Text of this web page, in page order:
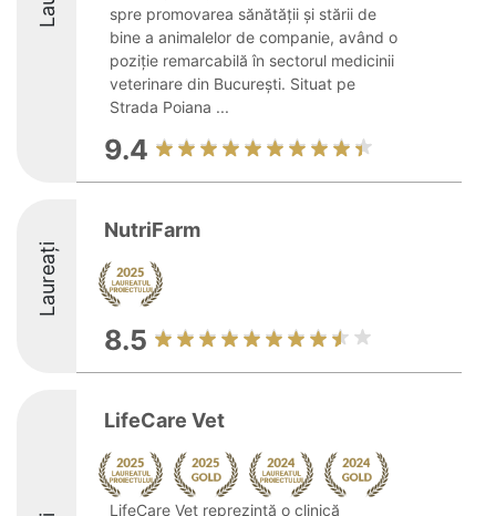
spre promovarea sănătății și stării de
bine a animalelor de companie, având o
poziție remarcabilă în sectorul medicinii
veterinare din București. Situat pe
Strada Poiana ...
9.4
Laureați
NutriFarm
8.5
LifeCare Vet
LifeCare Vet reprezintă o clinică